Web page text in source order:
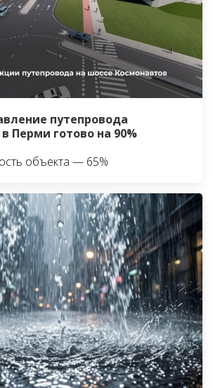
путепровода
Перми готово на 90%
объекта — 65%